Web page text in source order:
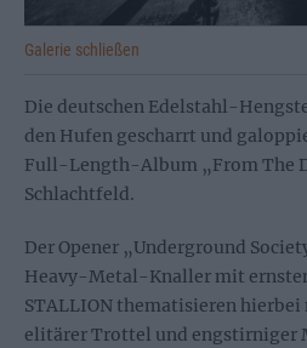
Galerie schließen
Die deutschen Edelstahl-
den Hufen gescharrt und
Full-Length-Album „From The
Schlachtfeld.
Der Opener „Underground
Heavy-Metal-Knaller mit
STALLION thematisieren hierbei
elitärer Trottel und engstirniger